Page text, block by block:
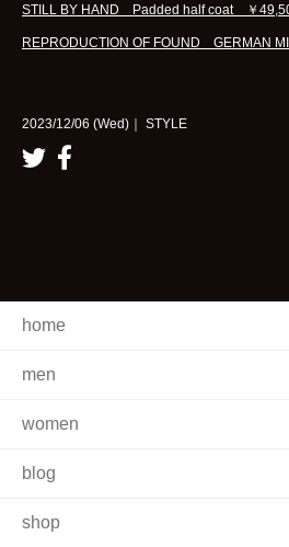
STILL BY HAND Padded half coat ￥
REPRODUCTION OF FOUND GERMAN
2023/12/06 (Wed)｜ STYLE
home
men
women
blog
shop